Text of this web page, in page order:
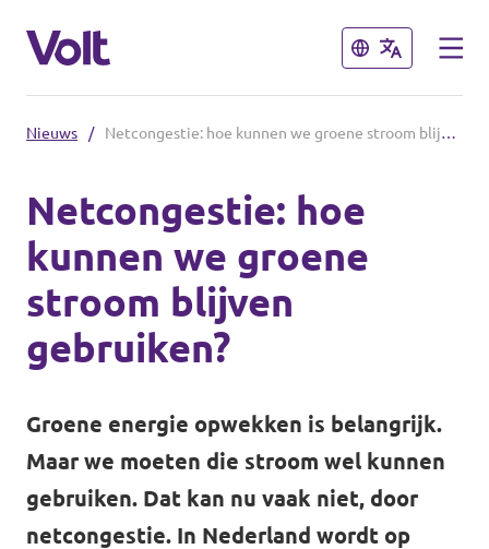
Sluiten
Volt Nederland
Volt Alkmaar
Volt Amsterdam
Volt Haarlem
Sluiten
Standpunten
Over Volt
Nieuws
Agenda
Nieuws / Netcongestie: hoe kunnen we groene stroom blijven gebruiken?
Netcongestie: hoe
kunnen we groene
stroom blijven
gebruiken?
Groene energie opwekken is belangrijk.
Maar we moeten die stroom wel kunnen
gebruiken. Dat kan nu vaak niet, door
netcongestie. In Nederland wordt op